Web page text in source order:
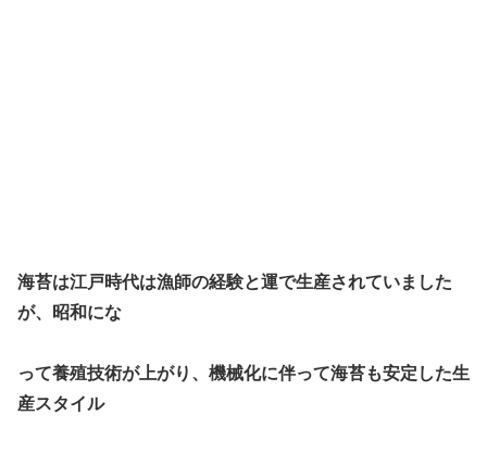
海苔は江戸時代は漁師の経験と運で生産されていました
が、昭和にな
って養殖技術が上がり、機械化に伴って海苔も安定した生
産スタイル